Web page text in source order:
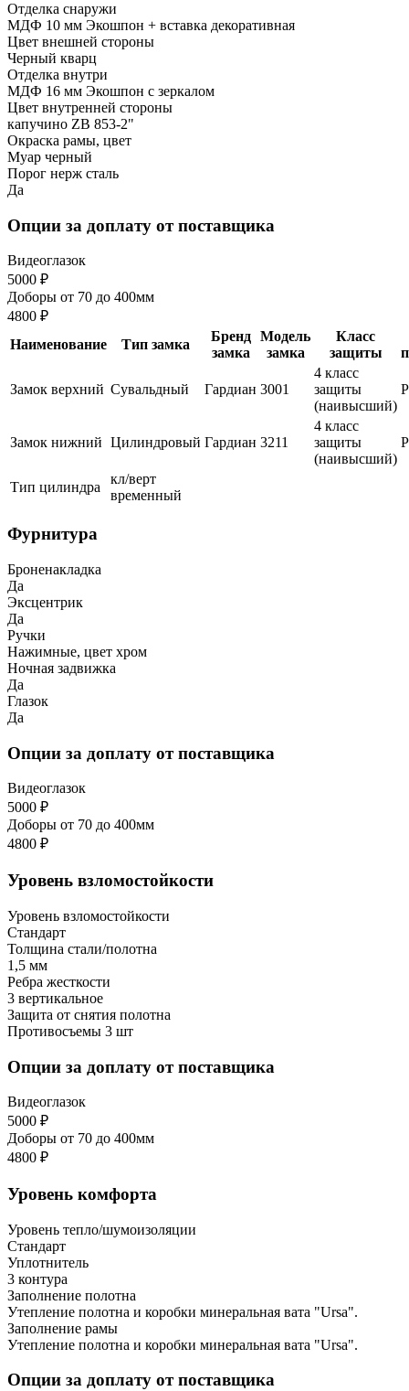
Отделка снаружи
МДФ 10 мм Экошпон + вставка декоративная
Цвет внешней стороны
Черный кварц
Отделка внутри
МДФ 16 мм Экошпон с зеркалом
Цвет внутренней стороны
капучино ZB 853-2"
Окраска рамы, цвет
Муар черный
Порог нерж сталь
Да
Опции за доплату от поставщика
Видеоглазок
5000 ₽
Доборы от 70 до 400мм
4800 ₽
Наименование
Тип замка
Бренд
замка
Модель
замка
Класс
защиты
Замок верхний Сувальдный Гардиан 3001
4 класс
защиты
(наивысший)
Замок нижний Цилиндровый Гардиан 3211
4 класс
защиты
(наивысший)
Тип цилиндра
кл/верт
временный
Фурнитура
Броненакладка
Да
Эксцентрик
Да
Ручки
Нажимные, цвет хром
Ночная задвижка
Да
Глазок
Да
Опции за доплату от поставщика
Видеоглазок
5000 ₽
Доборы от 70 до 400мм
4800 ₽
Уровень взломостойкости
Уровень взломостойкости
Стандарт
Толщина стали/полотна
1,5 мм
Ребра жесткости
3 вертикальное
Защита от снятия полотна
Противосъемы 3 шт
Опции за доплату от поставщика
Видеоглазок
5000 ₽
Доборы от 70 до 400мм
4800 ₽
Уровень комфорта
Уровень тепло/шумоизоляции
Стандарт
Уплотнитель
3 контура
Заполнение полотна
Утепление полотна и коробки минеральная вата "Ursa".
Заполнение рамы
Утепление полотна и коробки минеральная вата "Ursa".
Опции за доплату от поставщика